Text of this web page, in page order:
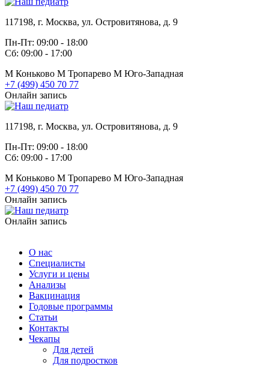
117198, г. Москва, ул. Островитянова, д. 9
Пн-Пт: 09:00 - 18:00
Сб: 09:00 - 17:00
М Коньково М Тропарево М Юго-Западная
+7 (499) 450 70 77
Онлайн запись
117198, г. Москва, ул. Островитянова, д. 9
Пн-Пт: 09:00 - 18:00
Сб: 09:00 - 17:00
М Коньково М Тропарево М Юго-Западная
+7 (499) 450 70 77
Онлайн запись
Онлайн запись
О нас
Специалисты
Услуги и цены
Анализы
Вакцинация
Годовые программы
Статьи
Контакты
Чекапы
Для детей
Для подростков